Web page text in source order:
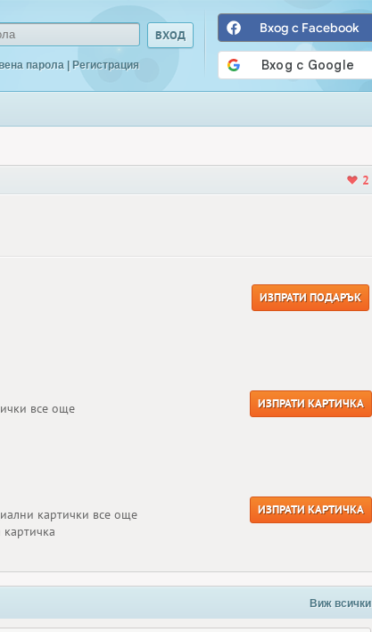
парола | Регистрация
Вход с Facebook
2
ИЗПРАТИ ПОДАРЪК
все още
ИЗПРАТИ КАРТИЧКА
картички все още
ИЗПРАТИ КАРТИЧКА
Виж всички